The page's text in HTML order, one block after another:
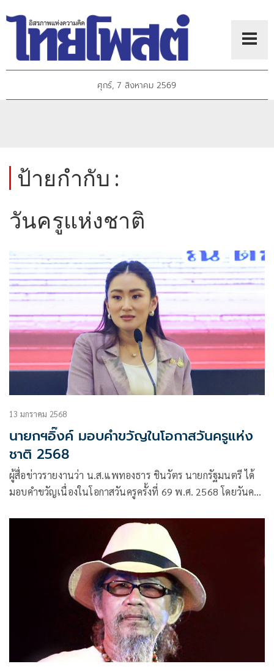
ศุกร์, 7 สิงหาคม 2569
ป้ายกำกับ :
วันครูแห่งชาติ
13 มกราคม 2568
นายกฯอิ๊งค์ มอบคำขวัญในโอกาสวันครูแห่ง
ชาติ 2568
ผู้สื่อข่าวรายงานว่า น.ส.แพทองธาร ชินวัตร นายกรัฐมนตรี ได้
มอบคำขวัญเนื่องในโอกาสวันครูครั้งที่ 69 พ.ศ. 2568 โดยวันครู